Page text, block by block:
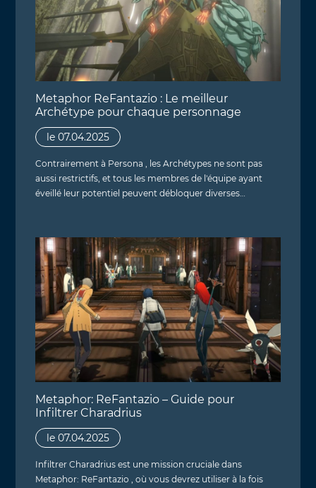
Metaphor ReFantazio : Le meilleur
Archétype pour chaque personnage
le 07.04.2025
Contrairement à Persona , les Archétypes ne sont pas
aussi restrictifs, et tous les membres de l'équipe ayant
éveillé leur potentiel peuvent débloquer diverses…
Metaphor: ReFantazio – Guide pour
Infiltrer Charadrius
le 07.04.2025
Infiltrer Charadrius est une mission cruciale dans
Metaphor: ReFantazio , où vous devrez utiliser à la fois